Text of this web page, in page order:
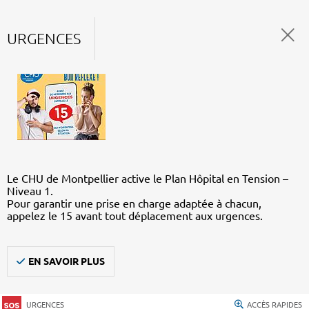
URGENCES
Le CHU de Montpellier active le Plan Hôpital en Tension –
Niveau 1.
Pour garantir une prise en charge adaptée à chacun,
appelez le 15 avant tout déplacement aux urgences.
EN SAVOIR PLUS
URGENCES ACCÈS RAPIDES